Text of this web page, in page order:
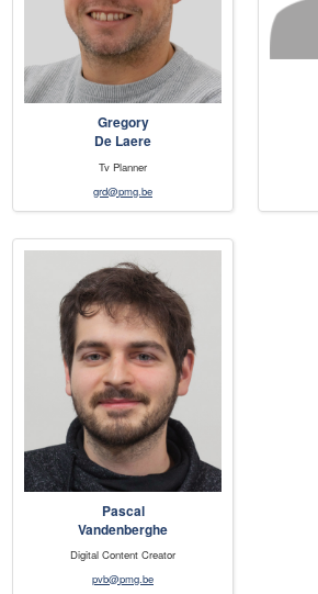
Gregory
De Laere
Tv Planner
grd@pmg.be
Pascal
Vandenberghe
Digital Content Creator
pvb@pmg.be